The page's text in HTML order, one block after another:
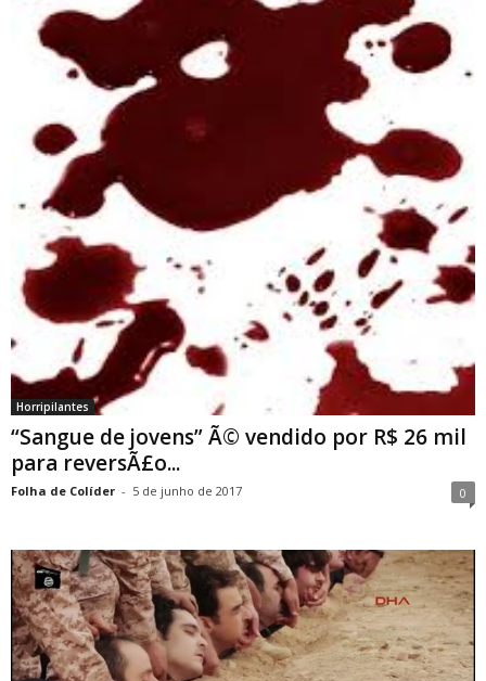
Horripilantes
“Sangue de jovens” Ã© vendido por R$ 26 mil
para reversÃ£o...
Folha de Colíder - 5 de junho de 2017 0